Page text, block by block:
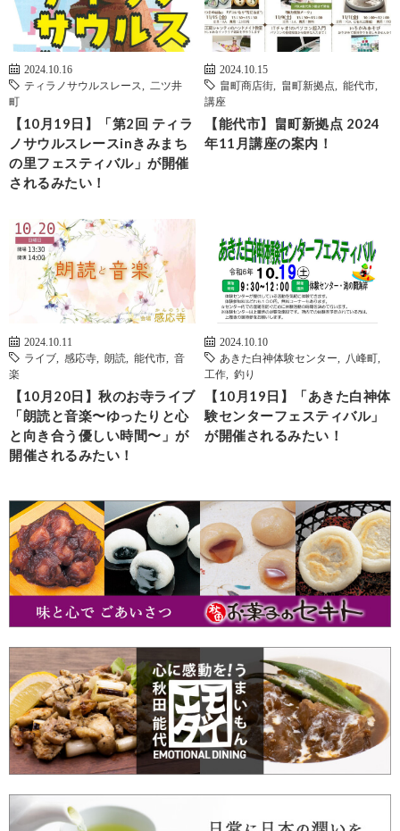
2024.10.16
ティラノサウルスレース
二ツ井
町
【10月19日】「第2回 ティラ
ノサウルスレースinきみまち
の里フェスティバル」が開催
されるみたい！
2024.10.15
畠町商店街
畠町新拠点 能代市
講座
【能代市】畠町新拠点 2024
年11月講座の案内！
2024.10.11
ライブ
感応寺 朗読 能代市
音
楽
【10月20日】秋のお寺ライブ
「朗読と音楽〜ゆったりと心
と向き合う優しい時間〜」が
開催されるみたい！
2024.10.10
あきた白神体験センター
八峰町
工作
釣り
【10月19日】「あきた白神体
験センターフェスティバル」
が開催されるみたい！